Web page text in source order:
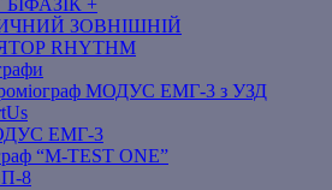
БІФАЗІК +
ЗОВНІШНІЙ
RHYTHM
МОДУС ЕМГ-3 з УЗД
ЕМГ-3
“M-TEST ONE”
8